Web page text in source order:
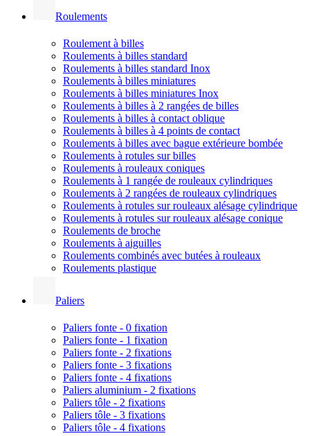
Roulements
Roulement à billes
Roulements à billes standard
Roulements à billes standard Inox
Roulements à billes miniatures
Roulements à billes miniatures Inox
Roulements à billes à 2 rangées de billes
Roulements à billes à contact oblique
Roulements à billes à 4 points de contact
Roulements à billes avec bague extérieure bombée
Roulements à rotules sur billes
Roulements à rouleaux coniques
Roulements à 1 rangée de rouleaux cylindriques
Roulements à 2 rangées de rouleaux cylindriques
Roulements à rotules sur rouleaux alésage cylindrique
Roulements à rotules sur rouleaux alésage conique
Roulements de broche
Roulements à aiguilles
Roulements combinés avec butées à rouleaux
Roulements plastique
Paliers
Paliers fonte - 0 fixation
Paliers fonte - 1 fixation
Paliers fonte - 2 fixations
Paliers fonte - 3 fixations
Paliers fonte - 4 fixations
Paliers aluminium - 2 fixations
Paliers tôle - 2 fixations
Paliers tôle - 3 fixations
Paliers tôle - 4 fixations